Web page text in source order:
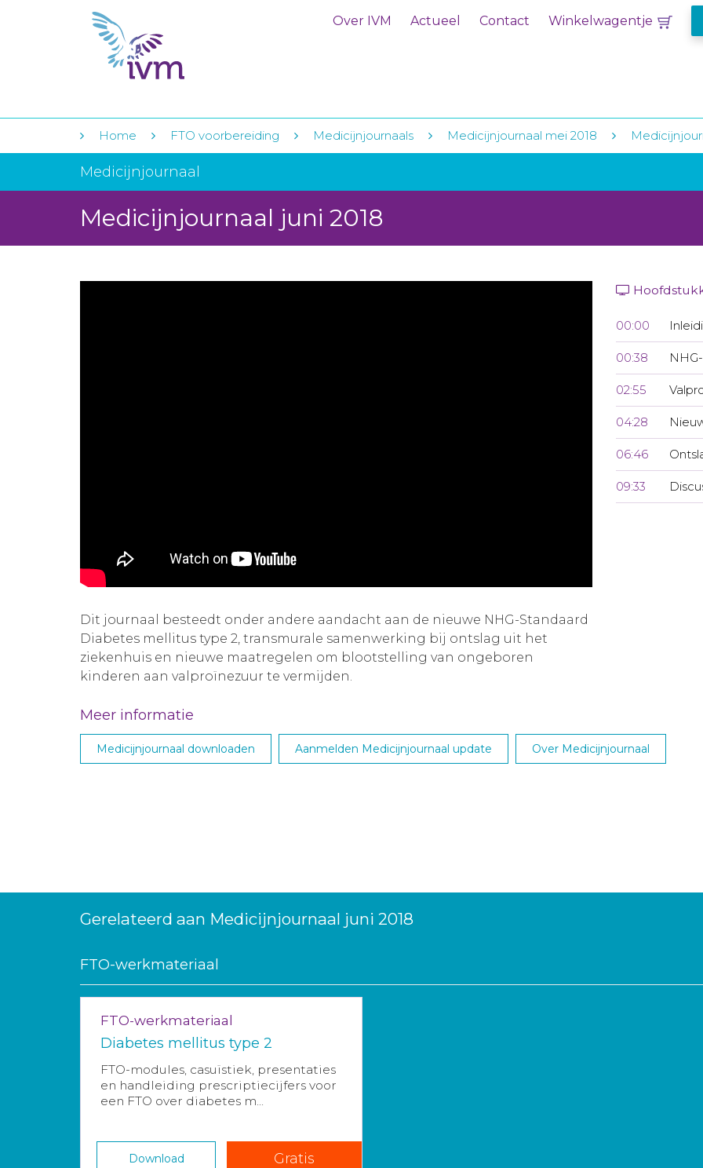
Over IVM Actueel Contact Winkelwagentje
Home FTO voorbereiding Medicijnjournaals Medicijnjournaal mei 2018
Medicijnjournaal
Medicijnjournaal juni 2018
00:00
00:38
02:55
04:28
06:46
09:33
Dit journaal besteedt onder andere aandacht aan de nieuwe NHG-Standaard
Diabetes mellitus type 2, transmurale samenwerking bij ontslag uit het
ziekenhuis en nieuwe maatregelen om blootstelling van ongeboren
kinderen aan valproïnezuur te vermijden.
Meer informatie
Medicijnjournaal downloaden Aanmelden Medicijnjournaal update Over Medicijnjournaal
Gerelateerd aan Medicijnjournaal juni 2018
FTO-werkmateriaal
FTO-werkmateriaal
Diabetes mellitus type 2
FTO-modules, casuïstiek, presentaties
en handleiding prescriptiecijfers voor
een FTO over diabetes m...
Download Gratis